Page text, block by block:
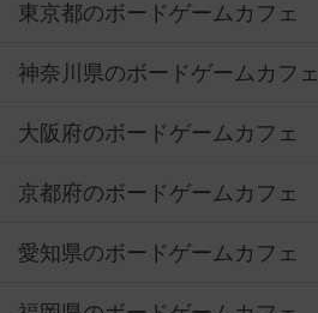
東京都のボードゲームカフェ
神奈川県のボードゲームカフェ
大阪府のボードゲームカフェ
京都府のボードゲームカフェ
愛知県のボードゲームカフェ